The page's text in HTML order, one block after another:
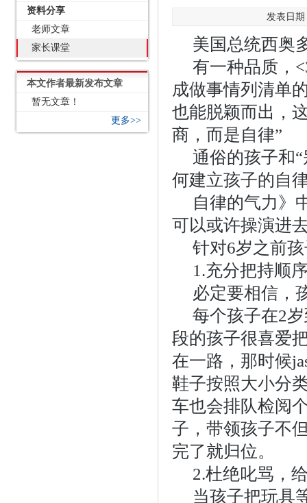
资料分享
老师文章
家长课堂
本文作者最新发布文章
暂无文章！
更多>>
发表日期
美国总统西奥
有一种品质，
成做事情列清单
也能脱颖而出，
商，而是自律”
通俗的孩子和
何建立孩子的自
自律的气力》
可以或许操演进
针对6岁之前
1.充分把持顺
必定要相信，
每个孩子在2
段的孩子很喜爱
在一路，那时候
鞋子按照大小分
车也会排队检阅
子，带领孩子不
完了就归位。
2.杜绝叱骂，
当孩子把玩具